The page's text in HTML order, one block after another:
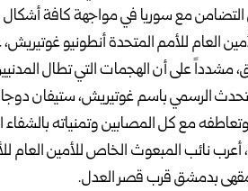
التضامن معسوريا في مواجهة كافة أشكال
العام للأمم المتحدة أنطونيو
على أن الهجمات التي تطال
الرسمي باسم غوتيريش، ستيفان
مع كل المصابين وتمنياته بالشفاء
نائب المبعوث الخاص للأمين العام
بدمشق قرب قصر العدل.